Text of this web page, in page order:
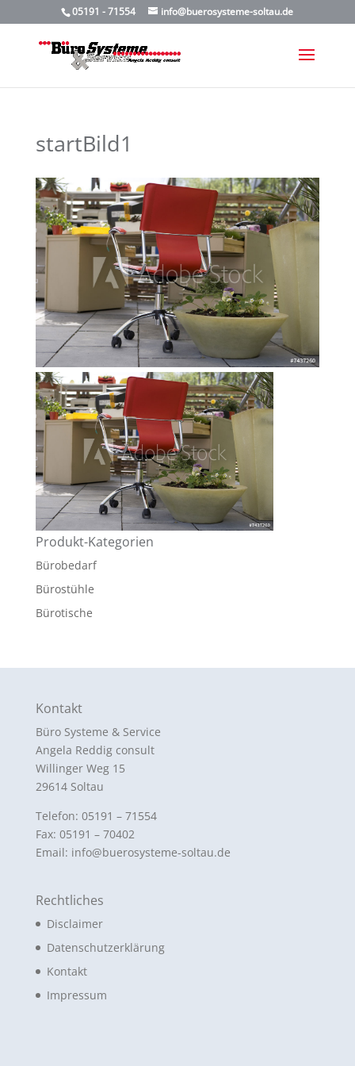
05191 - 71554 info@buerosysteme-soltau.de
startBild1
Produkt-Kategorien
Bürobedarf
Bürostühle
Bürotische
Kontakt
Büro Systeme & Service
Angela Reddig consult
Willinger Weg 15
29614 Soltau
Telefon: 05191 – 71554
Fax: 05191 – 70402
Email: info@buerosysteme-soltau.de
Rechtliches
Disclaimer
Datenschutzerklärung
Kontakt
Impressum